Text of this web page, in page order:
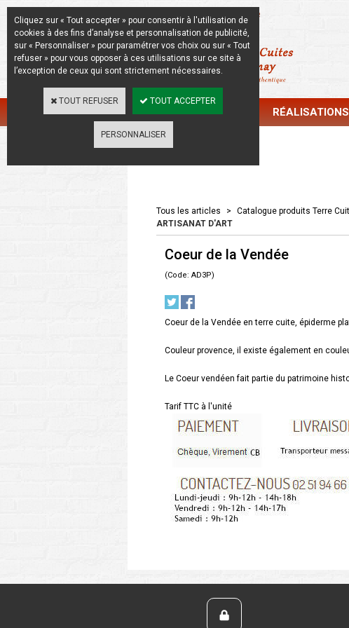
La Beauté de l'Authentique
CATALOGUE RÉALISATIONS
Catalogue
Tous les articles > Catalogue produits Terre
ARTISANAT D'ART
Coeur de la Vendée
(Code: AD3P)
Coeur de la Vendée en terre cuite, épiderme
Couleur provence, il existe également en
Le Coeur vendéen fait partie du patrimoine
Tarif TTC à l'unité
Cliquez sur « Tout accepter » pour consentir à l'utilisation de
cookies à des fins d’analyse et personnalisation de publicité,
sur « Personnaliser » pour paramétrer vos choix ou sur « Tout
refuser » pour vous opposer à ces utilisations sur ce site à
l’exception de ceux qui sont strictement nécessaires.
TOUT REFUSER TOUT ACCEPTER
PERSONNALISER